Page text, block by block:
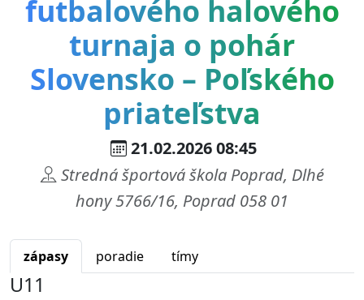
futbalového halového
turnaja o pohár
Slovensko – Poľského
priateľstva
21.02.2026 08:45
Stredná športová škola Poprad, Dlhé
hony 5766/16, Poprad 058 01
zápasy poradie tímy
U11